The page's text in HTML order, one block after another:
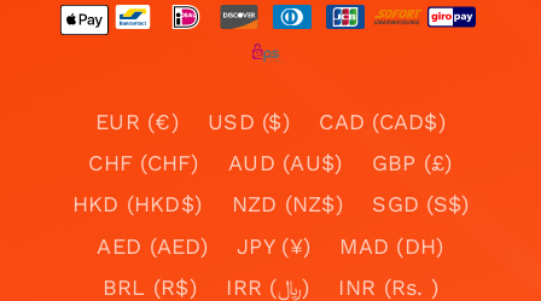
EUR (€) USD ($)
CAD (CAD$)
CHF (CHF)
AUD (AU$)
GBP (£)
HKD (HKD$)
NZD (NZ$)
SGD (S$)
AED (AED)
JPY (¥)
MAD (DH)
BRL (R$)
IRR (﷼)
INR (Rs. )